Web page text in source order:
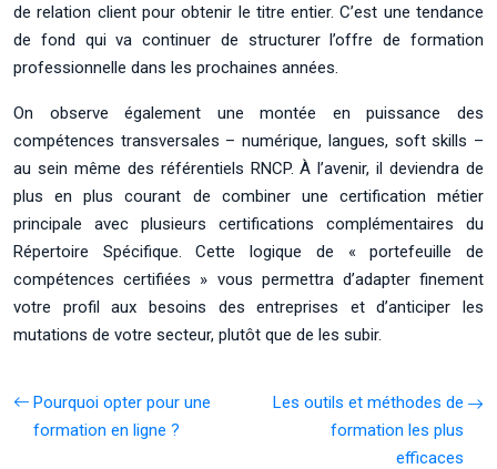
de relation client pour obtenir le titre entier. C’est une tendance
de fond qui va continuer de structurer l’offre de formation
professionnelle dans les prochaines années.
On observe également une montée en puissance des
compétences transversales – numérique, langues, soft skills –
au sein même des référentiels RNCP. À l’avenir, il deviendra de
plus en plus courant de combiner une certification métier
principale avec plusieurs certifications complémentaires du
Répertoire Spécifique. Cette logique de « portefeuille de
compétences certifiées » vous permettra d’adapter finement
votre profil aux besoins des entreprises et d’anticiper les
mutations de votre secteur, plutôt que de les subir.
Pourquoi opter pour une
formation en ligne ?
Les outils et méthodes de
formation les plus
efficaces